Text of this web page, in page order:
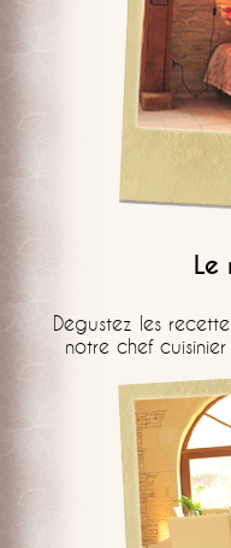
Le
Dégustez les
notre chef